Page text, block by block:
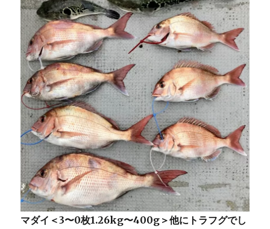
マダイ＜3〜0枚1.26kg〜400g＞他にトラフグでし